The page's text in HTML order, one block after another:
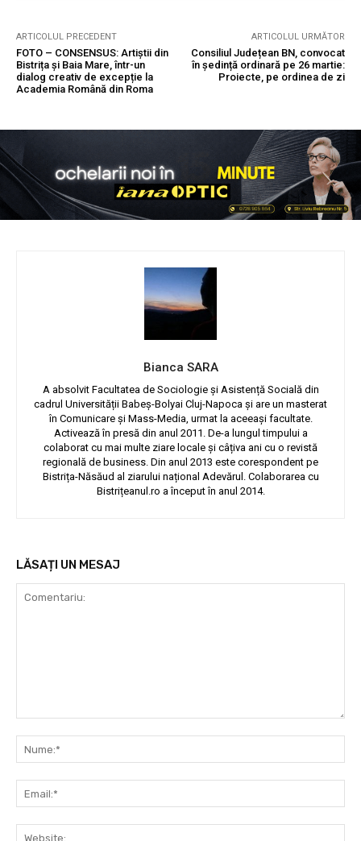
ARTICOLUL PRECEDENT
FOTO – CONSENSUS: Artiștii din
Bistrița și Baia Mare, într-un
dialog creativ de excepție la
Academia Română din Roma
ARTICOLUL URMĂTOR
Consiliul Județean BN, convocat
în ședință ordinară pe 26 martie:
Proiecte, pe ordinea de zi
Bianca SARA
A absolvit Facultatea de Sociologie și Asistență Socială din
cadrul Universității Babeș-Bolyai Cluj-Napoca și are un masterat
în Comunicare și Mass-Media, urmat la aceeași facultate.
Activează în presă din anul 2011. De-a lungul timpului a
colaborat cu mai multe ziare locale și câțiva ani cu o revistă
regională de business. Din anul 2013 este corespondent pe
Bistrița-Năsăud al ziarului național Adevărul. Colaborarea cu
Bistrițeanul.ro a început în anul 2014.
LĂSAȚI UN MESAJ